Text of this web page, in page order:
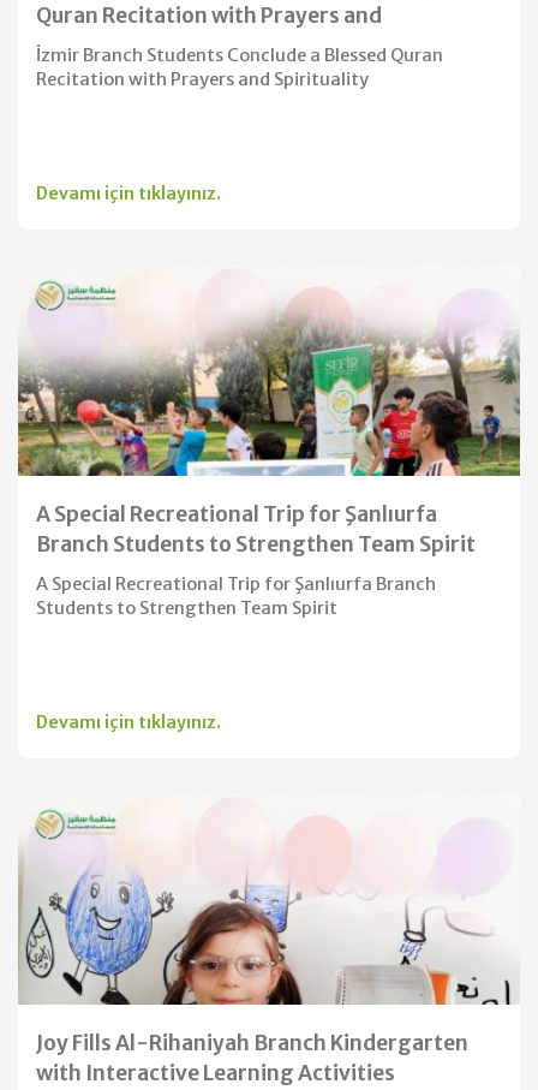
Quran Recitation with Prayers and
Spirituality
İzmir Branch Students Conclude a Blessed Quran
Recitation with Prayers and Spirituality
Devamı için tıklayınız.
A Special Recreational Trip for Şanlıurfa
Branch Students to Strengthen Team Spirit
A Special Recreational Trip for Şanlıurfa Branch
Students to Strengthen Team Spirit
Devamı için tıklayınız.
Joy Fills Al-Rihaniyah Branch Kindergarten
with Interactive Learning Activities